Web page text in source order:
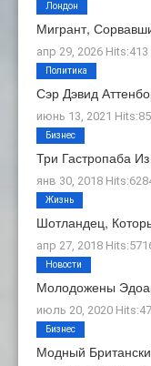
Мигрант,
апр 29, 2026 Hits:413
Лондон
Сэр Дэвид
июнь 13, 2021
Политика
Три Гастропаба
янв 30, 2018
Бизнес
Шотландец,
апр 27, 2018
Жизнь
Молодожены
июль 20, 2020
Новости
Модный
Бизнес